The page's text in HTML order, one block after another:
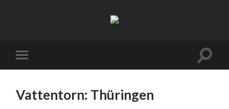
på/av
Slå
Vattentorn: Thüringen